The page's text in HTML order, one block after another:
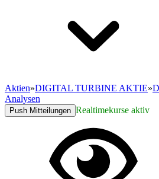
Aktien»DIGITAL TURBINE AKTIE»
Analysen
Push Mitteilungen Realtimekurse aktiv